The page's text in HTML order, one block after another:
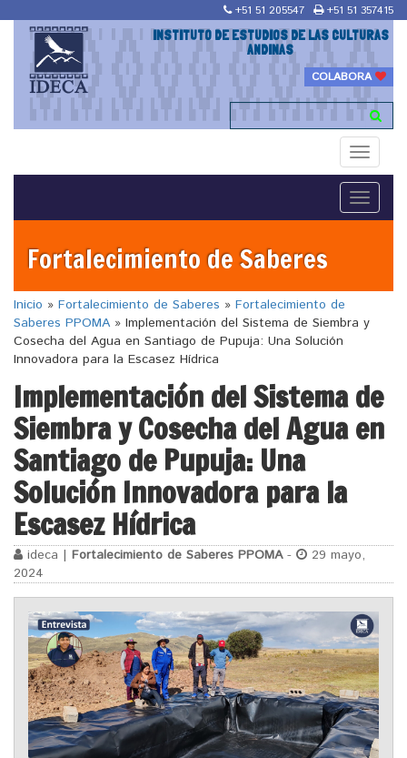
+51 51 205547 +51 51 357415
INSTITUTO DE ESTUDIOS DE LAS CULTURAS
ANDINAS
COLABORA
Toggle
Toggle
Fortalecimiento de Saberes
Inicio » Fortalecimiento de Saberes » Fortalecimiento de
Saberes PPOMA » Implementación del Sistema de Siembra y
Cosecha del Agua en Santiago de Pupuja: Una Solución
Innovadora para la Escasez Hídrica
Implementación del Sistema de
Siembra y Cosecha del Agua en
Santiago de Pupuja: Una
Solución Innovadora para la
Escasez Hídrica
ideca | Fortalecimiento de Saberes PPOMA-
29 mayo,
2024